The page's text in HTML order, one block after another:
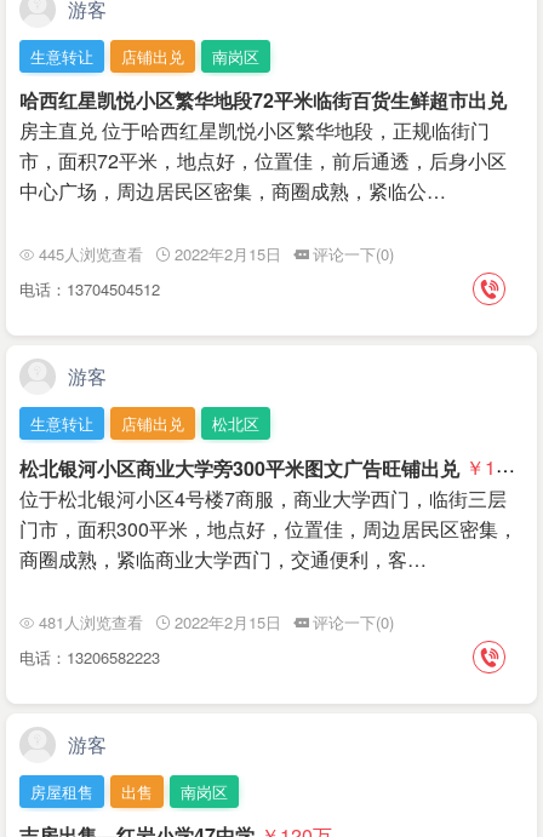
游客
生意转让 店铺出兑 南岗区
哈西红星凯悦小区繁华地段72平米临街百货生鲜超市出兑
房主直兑 位于哈西红星凯悦小区繁华地段，正规临街门
市，面积72平米，地点好，位置佳，前后通透，后身小区
中心广场，周边居民区密集，商圈成熟，紧临公…
445人浏览查看 2022年2月15日
评论一下(0)
电话：13704504512
游客
生意转让 店铺出兑 松北区
松北银河小区商业大学旁300平米图文广告旺铺出兑 ￥17
万
位于松北银河小区4号楼7商服，商业大学西门，临街三层
门市，面积300平米，地点好，位置佳，周边居民区密集，
商圈成熟，紧临商业大学西门，交通便利，客…
481人浏览查看 2022年2月15日
评论一下(0)
电话：13206582223
游客
房屋租售 出售 南岗区